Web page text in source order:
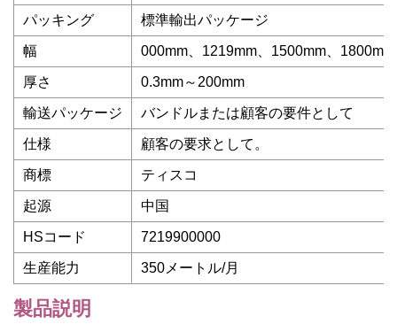
パッキング 標準輸出パッケージ
幅 000mm、1219mm、1500mm、
厚さ 0.3mm～200mm
輸送パッケージ バンドルまたは顧客の要件として
仕様 顧客の要求として。
商標 ティスコ
起源 中国
HSコード 7219900000
生産能力 350メートル/月
製品説明